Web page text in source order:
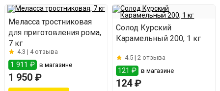
Меласса тростниковая
для приготовления рома,
7 кг
4.3 | 4 отзыва
1 911 ₽ в магазине
1 950 ₽
Солод Курский
Карамельный 200, 1 кг
4.5 |2 отзыва
121 ₽ в магазине
124 ₽